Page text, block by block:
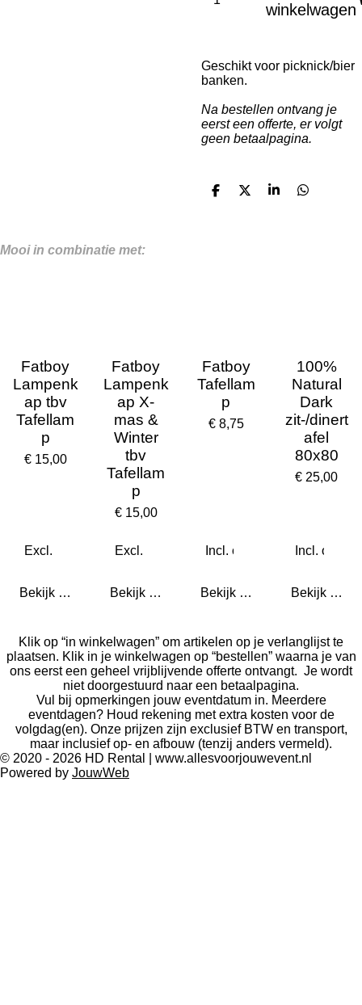
winkelwagen
Geschikt voor picknick/bier
banken.
Na bestellen ontvang je
eerst een offerte, er volgt
geen betaalpagina.
D
D
S
D
Mooi in combinatie met:
Fatboy
Lampenk
ap tbv
Tafellam
p
€ 15,00
Bekijk details
Fatboy
Lampenk
ap X-
mas &
Winter
tbv
Tafellam
p
€ 15,00
Bekijk details
Fatboy
Tafellam
p
€ 8,75
Bekijk details
100%
Natural
Dark
zit-/dinert
afel
80x80
€ 25,00
Bekijk
Klik op “in winkelwagen” om artikelen op je verlanglijst te
plaatsen. Klik in je winkelwagen op “bestellen” waarna je van
ons eerst een geheel vrijblijvende offerte ontvangt. Je wordt
niet doorgestuurd naar een betaalpagina.
Vul bij opmerkingen jouw eventdatum in. Meerdere
eventdagen? Houd rekening met extra kosten voor de
volgdag(en). Onze prijzen zijn exclusief BTW en transport,
maar inclusief op- en afbouw (tenzij anders vermeld).
© 2020 - 2026 HD Rental | www.allesvoorjouwevent.nl
Powered by JouwWeb